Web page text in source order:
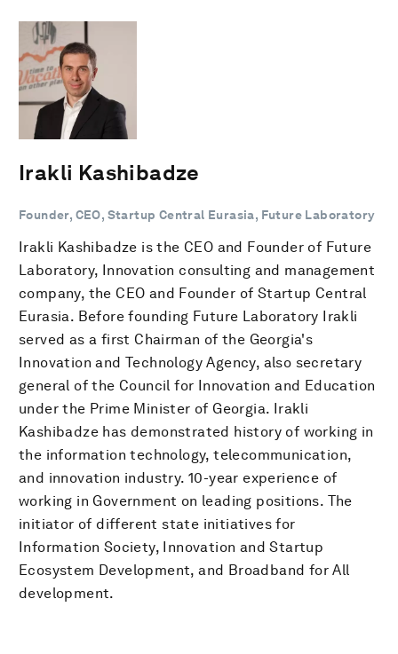
Irakli Kashibadze
Founder, CEO, Startup Central Eurasia, Future Laboratory
Irakli Kashibadze is the CEO and Founder of Future
Laboratory, Innovation consulting and management
company, the CEO and Founder of Startup Central
Eurasia. Before founding Future Laboratory Irakli
served as a first Chairman of the Georgia's
Innovation and Technology Agency, also secretary
general of the Council for Innovation and Education
under the Prime Minister of Georgia. Irakli
Kashibadze has demonstrated history of working in
the information technology, telecommunication,
and innovation industry. 10-year experience of
working in Government on leading positions. The
initiator of different state initiatives for
Information Society, Innovation and Startup
Ecosystem Development, and Broadband for All
development.